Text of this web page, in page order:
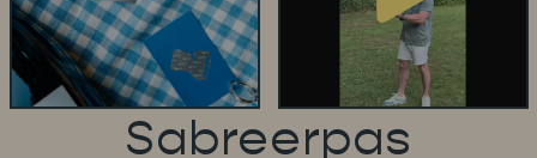
Sabreerpas